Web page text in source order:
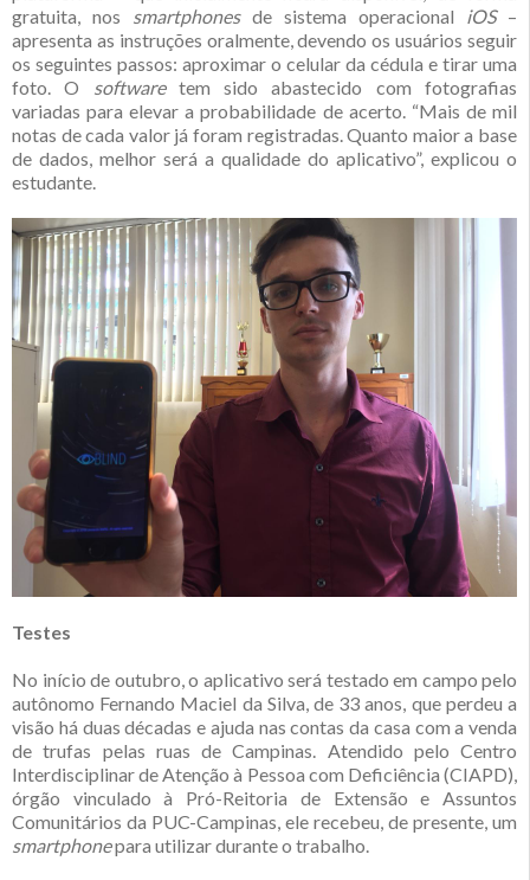
gratuita, nos smartphonesde sistema operacional iOS–
apresenta as instruções oralmente, devendo os usuários seguir
os seguintes passos: aproximar o celular da cédula e tirar uma
foto. O softwaretem sido abastecido com fotografias
variadas para elevar a probabilidade de acerto. “Mais de mil
notas de cada valor já foram registradas. Quanto maior a base
de dados, melhor será a qualidade do aplicativo”, explicou o
estudante.
Testes
No início de outubro, o aplicativo será testado em campo pelo
autônomo Fernando Maciel da Silva, de 33 anos, que perdeu a
visão há duas décadas e ajuda nas contas da casa com a venda
de trufas pelas ruas de Campinas. Atendido pelo Centro
Interdisciplinar de Atenção à Pessoa com Deficiência (CIAPD),
órgão vinculado à Pró-Reitoria de Extensão e Assuntos
Comunitários da PUC-Campinas, ele recebeu, de presente, um
smartphonepara utilizar durante o trabalho.